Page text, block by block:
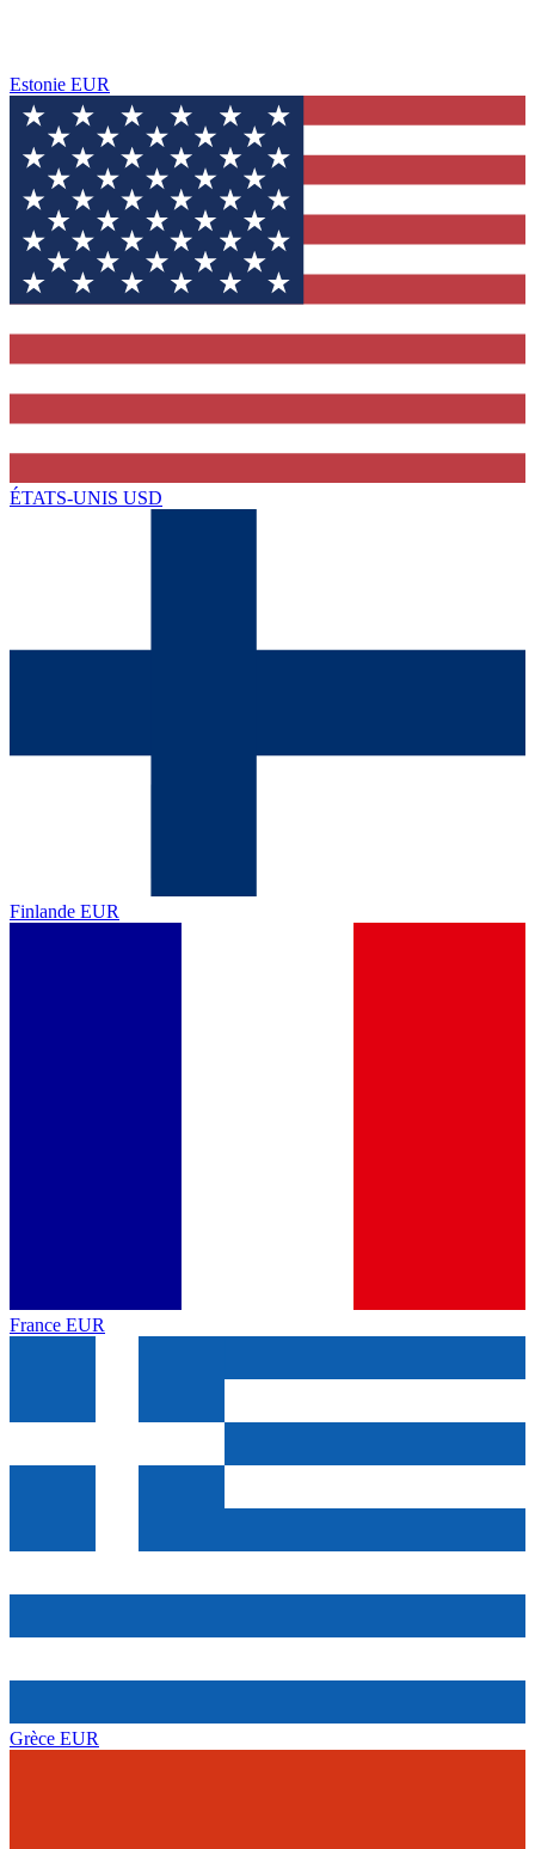
Estonie EUR
ÉTATS-UNIS USD
Finlande EUR
France EUR
Grèce EUR